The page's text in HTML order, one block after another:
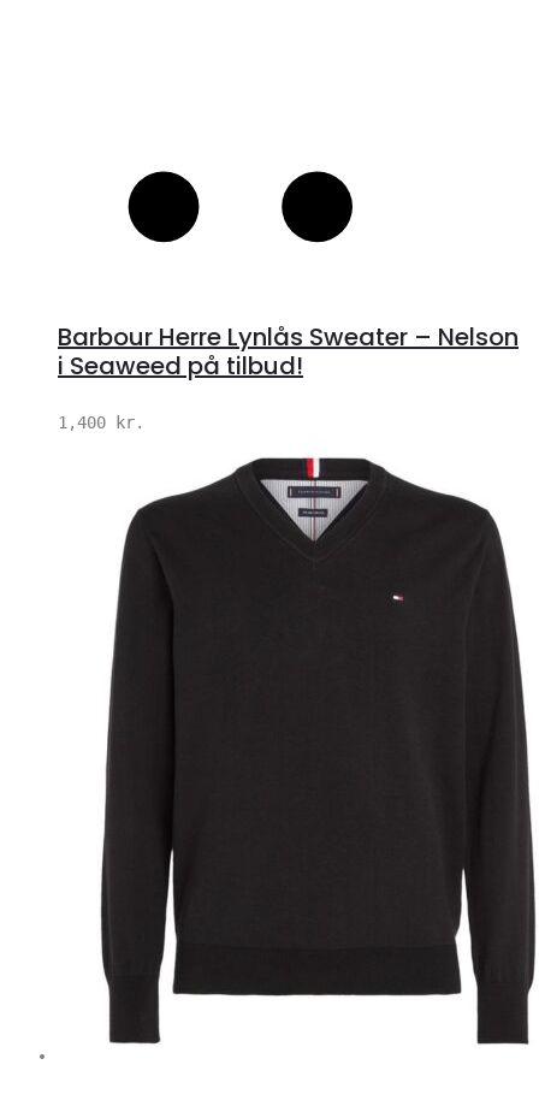
Barbour Herre Lynlås Sweater – Nelson
i Seaweed på tilbud!
1,400 kr.